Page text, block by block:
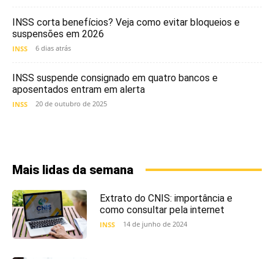
INSS corta benefícios? Veja como evitar bloqueios e
suspensões em 2026
INSS 6 dias atrás
INSS suspende consignado em quatro bancos e
aposentados entram em alerta
INSS 20 de outubro de 2025
Mais lidas da semana
Extrato do CNIS: importância e
como consultar pela internet
INSS 14 de junho de 2024